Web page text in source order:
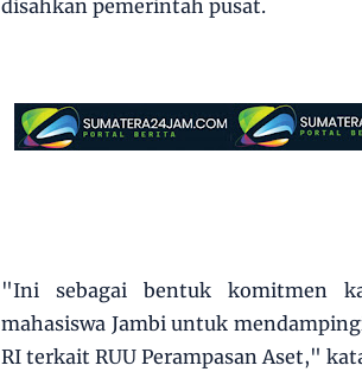
disahkan pemerintah pusat.
"Ini sebagai bentuk komitmen
mahasiswa Jambi untuk
RI terkait RUU Perampasan Aset,"